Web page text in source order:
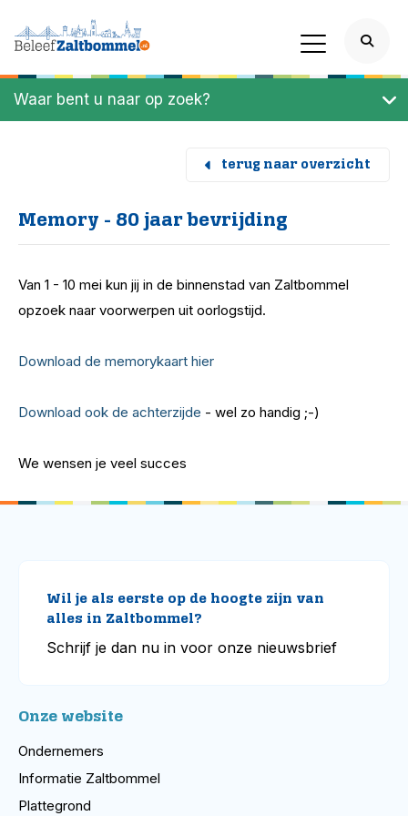
Waar bent u naar op zoek?
terug naar overzicht
Memory - 80 jaar bevrijding
Van 1 - 10 mei kun jij in de binnenstad van Zaltbommel
opzoek naar voorwerpen uit oorlogstijd.
Download de memorykaart hier
Download ook de achterzijde - wel zo handig ;-)
We wensen je veel succes
Wil je als eerste op de hoogte zijn van
alles in Zaltbommel?
Schrijf je dan nu in voor onze nieuwsbrief
Onze website
Ondernemers
Informatie Zaltbommel
Plattegrond